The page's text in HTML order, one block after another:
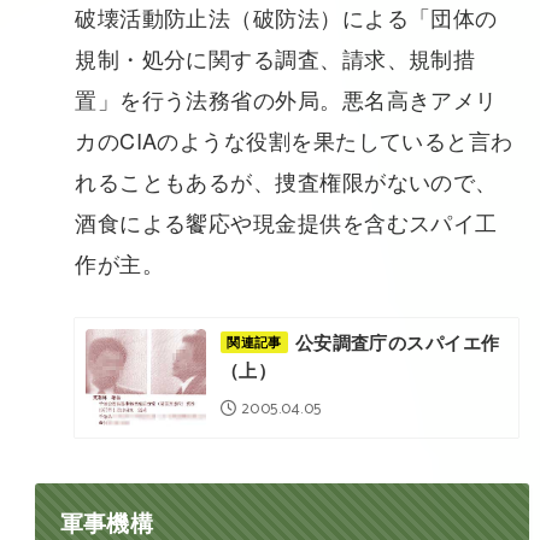
破壊活動防止法（破防法）による「団体の
規制・処分に関する調査、請求、規制措
置」を行う法務省の外局。悪名高きアメリ
カのCIAのような役割を果たしていると言わ
れることもあるが、捜査権限がないので、
酒食による饗応や現金提供を含むスパイ工
作が主。
関連記事
公安調査庁のスパイエ作
（上）
2005.04.05
軍事機構